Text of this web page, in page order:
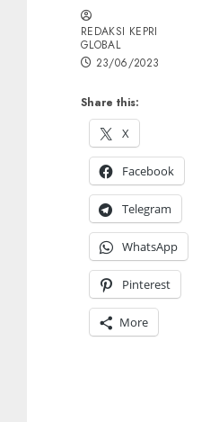
Share this:
X
Facebook
Telegram
WhatsApp
Pinterest
More
REDAKSI KEPRI
GLOBAL
23/06/2023